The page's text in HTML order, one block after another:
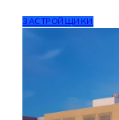
ЗАСТРОЙЩИКИ